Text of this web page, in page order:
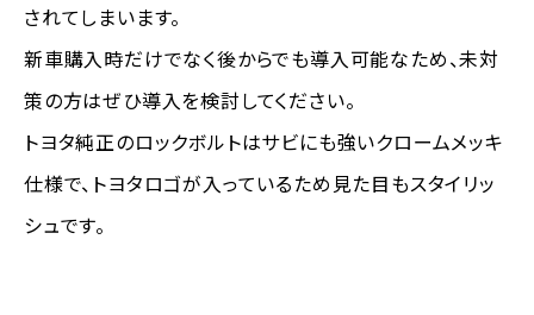
されてしまいます。
新車購入時だけでなく後からでも導入可能なため、未対
策の方はぜひ導入を検討してください。
トヨタ純正のロックボルトはサビにも強いクロームメッキ
仕様で、トヨタロゴが入っているため見た目もスタイリッ
シュです。